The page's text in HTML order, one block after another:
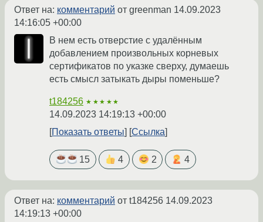
Ответ на: комментарий от greenman 14.09.2023
14:16:05 +00:00
В нем есть отверстие с удалённым
добавлением произвольных корневых
сертификатов по указке сверху, думаешь
есть смысл затыкать дыры поменьше?
t184256 ★★★★★
14.09.2023 14:19:13 +00:00
Показать ответы
Ссылка
15 4 2 4
Ответ на: комментарий от t184256 14.09.2023
14:19:13 +00:00